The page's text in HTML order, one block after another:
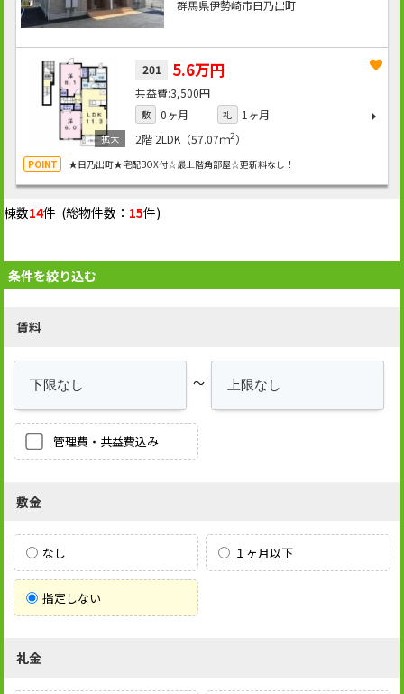
群馬県伊勢崎市日乃出町
201 5.6万円
3,500円
敷 0ヶ月 礼
1ヶ月
2階 2LDK（57.07ｍ2）
★日乃出町★宅配BOX付☆最上階角部屋☆更新料なし！
棟数14件 (総物件数： 15件)
条件を絞り込む
賃料
～
管理費・共益費込み
敷金
なし １ヶ月以下
指定しない
礼金